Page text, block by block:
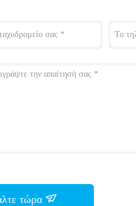
τώρα